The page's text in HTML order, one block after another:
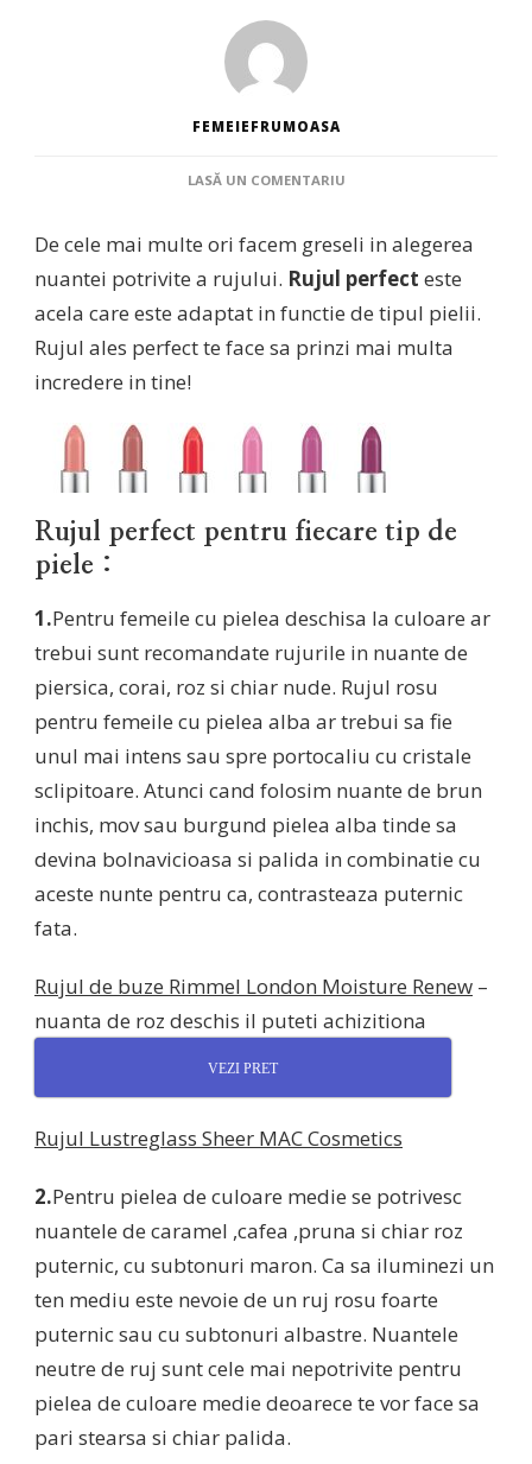
FEMEIEFRUMOASA
LASĂ UN COMENTARIULA
IN
FUNCTIE
DE
PIELE
:
RECOMANDARI
De cele mai multe ori facem greseli in alegerea
nuantei potrivite a rujului. Rujul perfect este
acela care este adaptat in functie de tipul pielii.
Rujul ales perfect te face sa prinzi mai multa
incredere in tine!
Rujul perfect pentru fiecare tip de
piele :
1.Pentru femeile cu pielea deschisa la culoare ar
trebui sunt recomandate rujurile in nuante de
piersica, corai, roz si chiar nude. Rujul rosu
pentru femeile cu pielea alba ar trebui sa fie
unul mai intens sau spre portocaliu cu cristale
sclipitoare. Atunci cand folosim nuante de brun
inchis, mov sau burgund pielea alba tinde sa
devina bolnavicioasa si palida in combinatie cu
aceste nunte pentru ca, contrasteaza puternic
fata.
Rujul de buze Rimmel London Moisture Renew –
nuanta de roz deschis il puteti achizitiona
VEZI PRET
Rujul Lustreglass Sheer MAC Cosmetics
2.Pentru pielea de culoare medie se potrivesc
nuantele de caramel ,cafea ,pruna si chiar roz
puternic, cu subtonuri maron. Ca sa iluminezi un
ten mediu este nevoie de un ruj rosu foarte
puternic sau cu subtonuri albastre. Nuantele
neutre de ruj sunt cele mai nepotrivite pentru
pielea de culoare medie deoarece te vor face sa
pari stearsa si chiar palida.